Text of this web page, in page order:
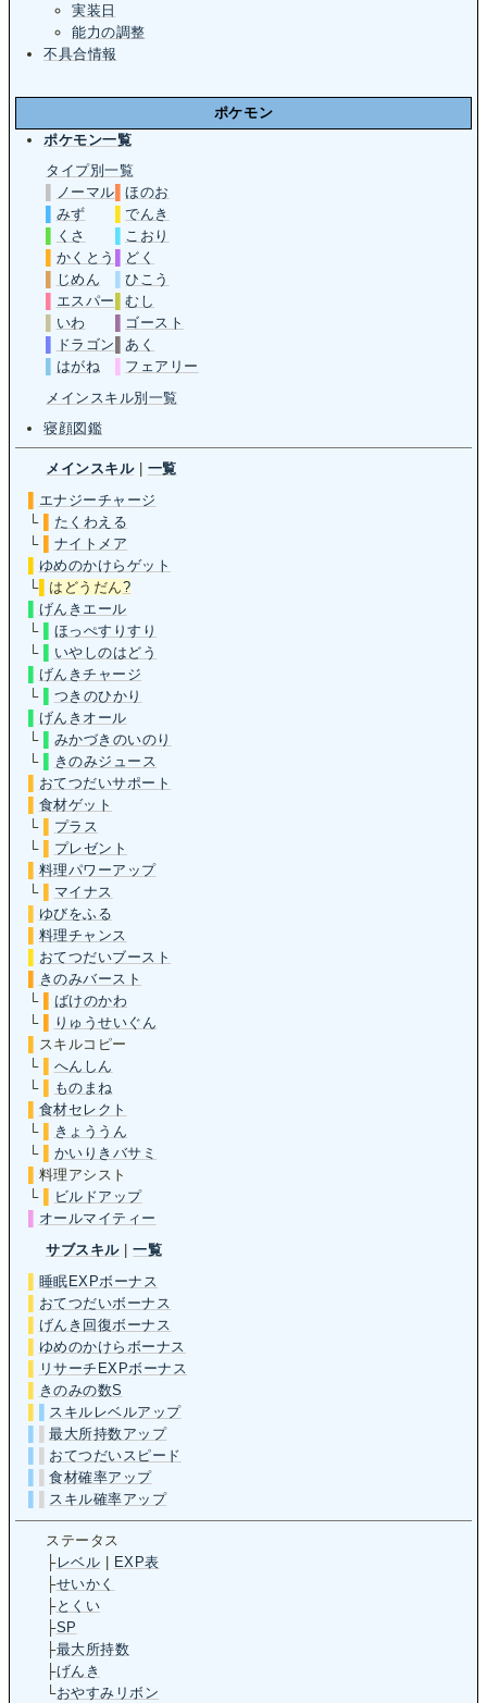
実装日
能力の調整
不具合情報
ポケモン
ポケモン一覧
タイプ別一覧
ノーマル ▌ほのお
みず ▌でんき
くさ
こおり
かくとう
どく
じめん ▌ひこう
エスパー ▌むし
いわ
ゴースト
ドラゴン
あく
はがね
フェアリー
メインスキル別一覧
寝顔図鑑
メインスキル| 一覧
エナジーチャージ
└
たくわえる
└
ナイトメア
ゆめのかけらゲット
└▌ はどうだん?
げんきエール
└
ほっぺすりすり
└
いやしのはどう
げんきチャージ
└
つきのひかり
げんきオール
└
みかづきのいのり
└
きのみジュース
おてつだいサポート
食材ゲット
└
プラス
└
プレゼント
料理パワーアップ
└
マイナス
ゆびをふる
料理チャンス
おてつだいブースト
きのみバースト
└
ばけのかわ
└
りゅうせいぐん
スキルコピー
└
へんしん
└
ものまね
食材セレクト
└
きょううん
└
かいりきバサミ
料理アシスト
└
ビルドアップ
オールマイティー
サブスキル|一覧
睡眠EXPボーナス
おてつだいボーナス
げんき回復ボーナス
ゆめのかけらボーナス
リサーチEXPボーナス
きのみの数S
スキルレベルアップ
▌最大所持数アップ
おてつだいスピード
▌食材確率アップ
スキル確率アップ
ステータス
├レベル
EXP表
├せいかく
├とくい
├SP
├最大所持数
├げんき
└おやすみリボン